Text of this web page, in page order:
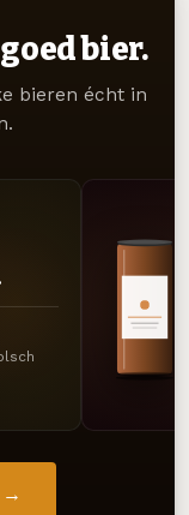
bier.
bieren écht in
→